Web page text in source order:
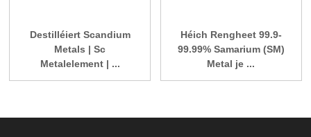
Destilléiert Scandium
Metals | Sc
Metalelement | ...
Héich Rengheet 99.9-
99.99% Samarium (SM)
Metal je ...